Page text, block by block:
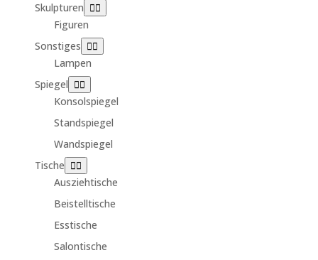
Skulpturen
Figuren
Sonstiges
Lampen
Spiegel
Konsolspiegel
Standspiegel
Wandspiegel
Tische
Ausziehtische
Beistelltische
Esstische
Salontische